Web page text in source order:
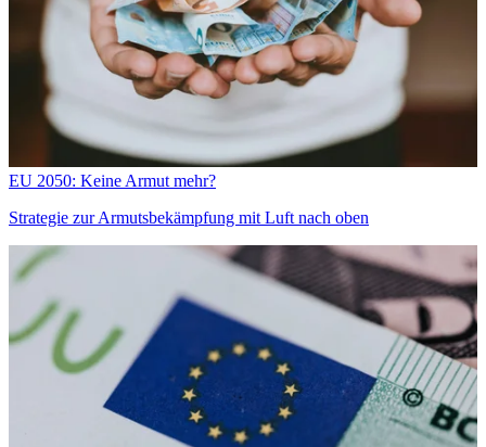
EU 2050: Keine Armut mehr?
Strategie zur Armutsbekämpfung mit Luft nach oben